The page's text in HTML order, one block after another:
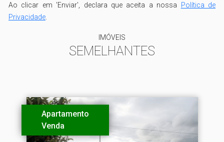
Ao clicar em 'Enviar', declara que aceita a nossa Política de
Privacidade
IMÓVEIS
SEMELHANTES
Apartamento
Venda